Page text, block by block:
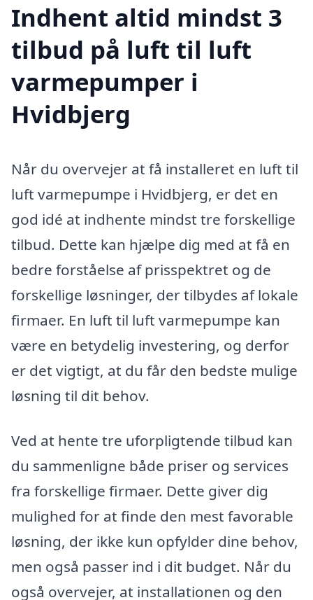
Indhent altid mindst 3
tilbud på luft til luft
varmepumper i
Hvidbjerg
Når du overvejer at få installeret en luft til
luft varmepumpe i Hvidbjerg, er det en
god idé at indhente mindst tre forskellige
tilbud. Dette kan hjælpe dig med at få en
bedre forståelse af prisspektret og de
forskellige løsninger, der tilbydes af lokale
firmaer. En luft til luft varmepumpe kan
være en betydelig investering, og derfor
er det vigtigt, at du får den bedste mulige
løsning til dit behov.
Ved at hente tre uforpligtende tilbud kan
du sammenligne både priser og services
fra forskellige firmaer. Dette giver dig
mulighed for at finde den mest favorable
løsning, der ikke kun opfylder dine behov,
men også passer ind i dit budget. Når du
også overvejer, at installationen og den